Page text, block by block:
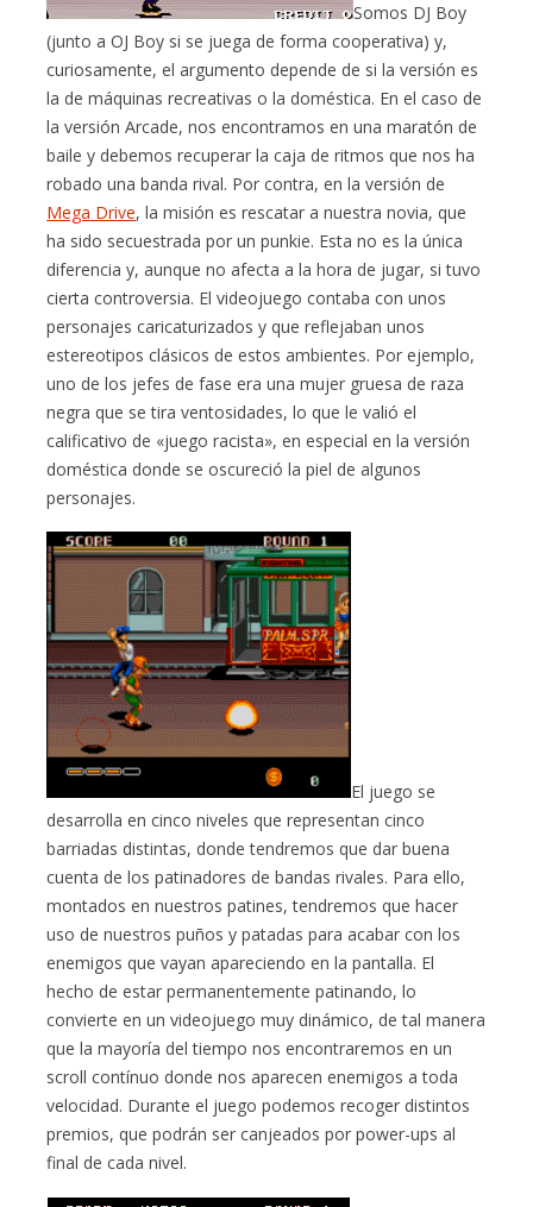
Somos DJ Boy
(junto a OJ Boy si se juega de forma cooperativa) y,
curiosamente, el argumento depende de si la versión es
la de máquinas recreativas o la doméstica. En el caso de
la versión Arcade, nos encontramos en una maratón de
baile y debemos recuperar la caja de ritmos que nos ha
robado una banda rival. Por contra, en la versión de
Mega Drive, la misión es rescatar a nuestra novia, que
ha sido secuestrada por un punkie. Esta no es la única
diferencia y, aunque no afecta a la hora de jugar, si tuvo
cierta controversia. El videojuego contaba con unos
personajes caricaturizados y que reflejaban unos
estereotipos clásicos de estos ambientes. Por ejemplo,
uno de los jefes de fase era una mujer gruesa de raza
negra que se tira ventosidades, lo que le valió el
calificativo de «juego racista», en especial en la versión
doméstica donde se oscureció la piel de algunos
personajes.
El juego se
desarrolla en cinco niveles que representan cinco
barriadas distintas, donde tendremos que dar buena
cuenta de los patinadores de bandas rivales. Para ello,
montados en nuestros patines, tendremos que hacer
uso de nuestros puños y patadas para acabar con los
enemigos que vayan apareciendo en la pantalla. El
hecho de estar permanentemente patinando, lo
convierte en un videojuego muy dinámico, de tal manera
que la mayoría del tiempo nos encontraremos en un
scroll contínuo donde nos aparecen enemigos a toda
velocidad. Durante el juego podemos recoger distintos
premios, que podrán ser canjeados por power-ups al
final de cada nivel.